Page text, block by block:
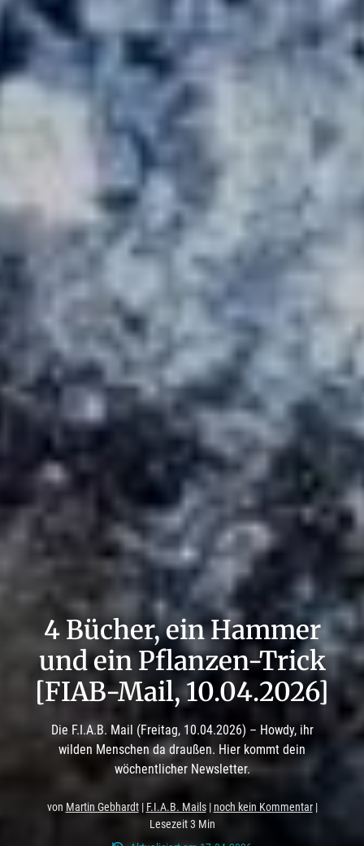
4 Bücher, ein Hammer
und ein Pflanzen-Trick
[FIAB-Mail, 10.04.2026]
Die F.I.A.B. Mail (Freitag, 10.04.2026) – Howdy, ihr
wilden Menschen da draußen. Hier kommt dein
wöchentlicher Newsletter.
von Martin Gebhardt| F.I.A.B. Mails|noch kein Kommentar|
Lesezeit 3 Min